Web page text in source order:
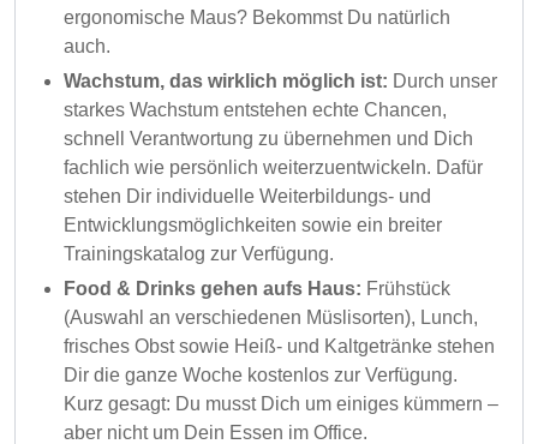
ergonomische Maus? Bekommst Du natürlich
auch.
Wachstum, das wirklich möglich ist: Durch unser
starkes Wachstum entstehen echte Chancen,
schnell Verantwortung zu übernehmen und Dich
fachlich wie persönlich weiterzuentwickeln. Dafür
stehen Dir individuelle Weiterbildungs- und
Entwicklungsmöglichkeiten sowie ein breiter
Trainingskatalog zur Verfügung.
Food & Drinks gehen aufs Haus: Frühstück
(Auswahl an verschiedenen Müslisorten), Lunch,
frisches Obst sowie Heiß- und Kaltgetränke stehen
Dir die ganze Woche kostenlos zur Verfügung.
Kurz gesagt: Du musst Dich um einiges kümmern –
aber nicht um Dein Essen im Office.